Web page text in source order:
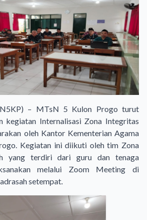
– MTsN 5 Kulon Progo turut
kegiatan Internalisasi Zona Integritas
oleh Kantor Kementerian Agama
Kegiatan ini diikuti oleh tim Zona
yang terdiri dari guru dan tenaga
melalui Zoom Meeting di
setempat.